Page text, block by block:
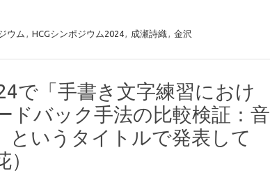
ウム , HCGシンポジウム2024, 成瀬詩織 , 金沢
で「手書き文字練習におけ
ドバック手法の比較検証：音
というタイトルで発表して